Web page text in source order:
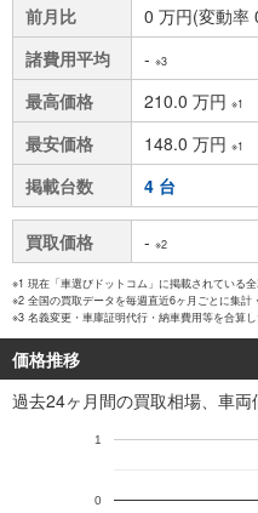
前月比
0 万円(変動率
諸費用平均
- ※3
最高価格 210.0 万円 ※1
最安価格 148.0 万円 ※1
掲載台数 4 台
買取価格 - ※2
※1 現在「車選びドットコム」に掲載されている
※2 全国の買取データを毎週直近6ヶ月ごとに集計
※3 名義変更・車庫証明代行・納車費用等を合算
価格推移
過去24ヶ月間の買取相場、車両
0
1